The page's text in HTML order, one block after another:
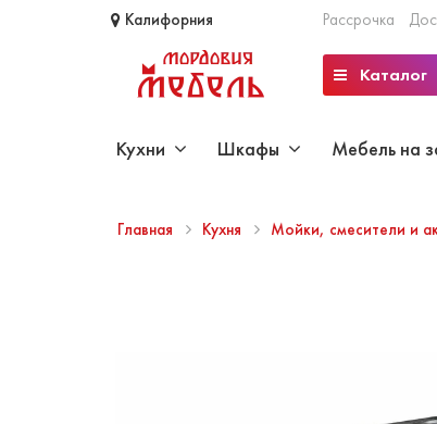
Калифорния Рассрочка
Каталог
Кухни Шкафы Мебель на
Главная Кухня Мойки, смесители и